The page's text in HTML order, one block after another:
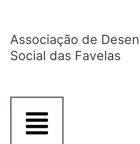
conteúdo
Associação de
Social das Favelas